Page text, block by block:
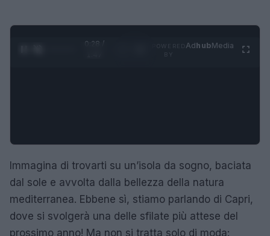
0:29 /
AdhubMedia
Immagina di trovarti su un’isola da sogno, baciata
dal sole e avvolta dalla bellezza della natura
mediterranea. Ebbene sì, stiamo parlando di Capri,
dove si svolgerà una delle sfilate più attese del
prossimo anno! Ma non si tratta solo di moda: